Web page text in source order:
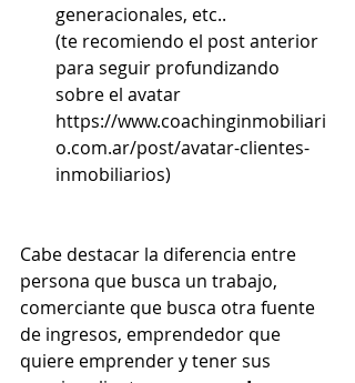
generacionales, etc..
(te recomiendo el post anterior
para seguir profundizando
sobre el avatar
https://www.coachinginmobiliari
o.com.ar/post/avatar-clientes-
inmobiliarios)
Cabe destacar la diferencia entre
persona que busca un trabajo,
comerciante que busca otra fuente
de ingresos, emprendedor que
quiere emprender y tener sus